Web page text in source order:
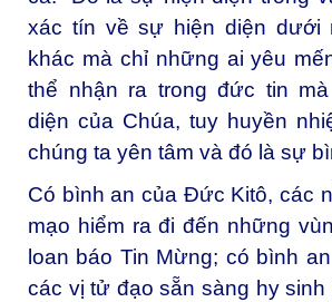
xác tín về sự hiện diện dưới
khác mà chỉ những ai yêu
thể nhận ra trong đức tin
diện của Chúa, tuy huyền
chúng ta yên tâm và đó là sự
Có bình an của Đức Kitô, các
mạo hiểm ra đi đến những
loan báo Tin Mừng; có bình
các vị tử đạo sẵn sàng hy sinh